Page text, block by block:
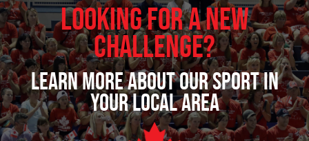
Looking for a new
challenge?
Learn more about our sport in
your local area